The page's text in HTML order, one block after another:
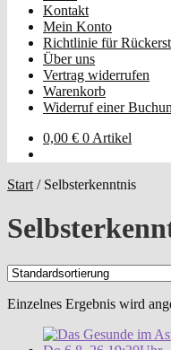
Kontakt
Mein Konto
Richtlinie für
Über uns
Vertrag widerrufen
Warenkorb
Widerruf einer
0,00 € 0 Artikel
Start / Selbsterkenntnis
Einzelnes Ergebnis wird